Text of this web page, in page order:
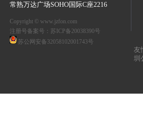
常熟万达广场SOHO国际C座2216
Copyright © www.jzfon.com
注册号备案号： 苏ICP备20038390号
苏公网安备32058102001743号
友
圳